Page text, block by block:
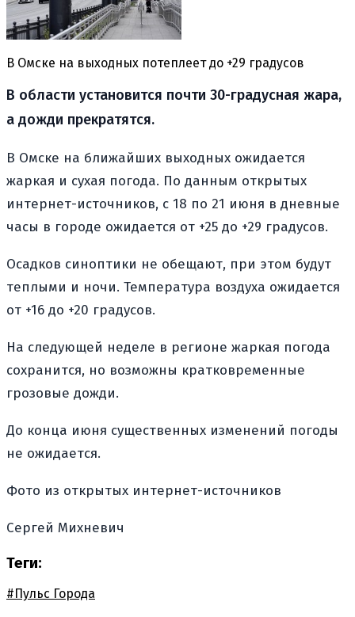
В Омске на выходных потеплеет до +29 градусов
В области установится почти 30-градусная жара,
а дожди прекратятся.
В Омске на ближайших выходных ожидается
жаркая и сухая погода. По данным открытых
интернет-источников, с 18 по 21 июня в дневные
часы в городе ожидается от +25 до +29 градусов.
Осадков синоптики не обещают, при этом будут
теплыми и ночи. Температура воздуха ожидается
от +16 до +20 градусов.
На следующей неделе в регионе жаркая погода
сохранится, но возможны кратковременные
грозовые дожди.
До конца июня существенных изменений погоды
не ожидается.
Фото из открытых интернет-источников
Сергей Михневич
Теги:
#Пульс Города